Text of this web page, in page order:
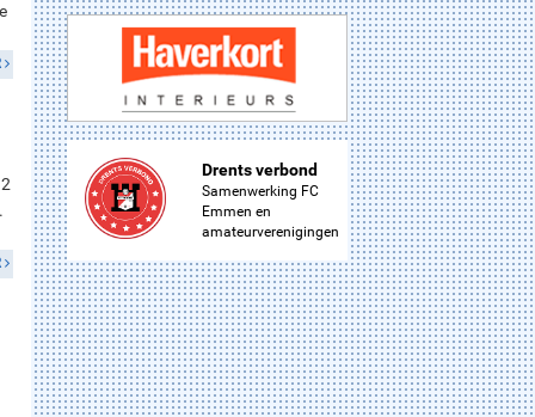
Drents verbond
Samenwerking FC
Emmen en
amateurverenigingen